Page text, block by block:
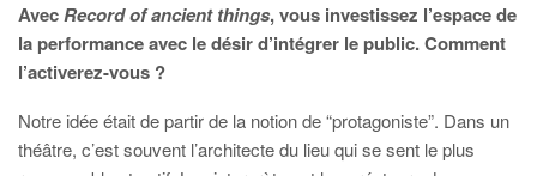
AvecRecord of ancient things, vous investissez l’espace de
la performance avec le désir d’intégrer le public. Comment
l’activerez-vous ?
Notre idée était de partir de la notion de “protagoniste”. Dans un
théâtre, c’est souvent l’architecte du lieu qui se sent le plus